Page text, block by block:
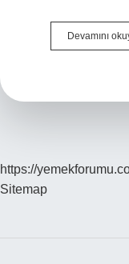
Devamını
https://
Sitemap